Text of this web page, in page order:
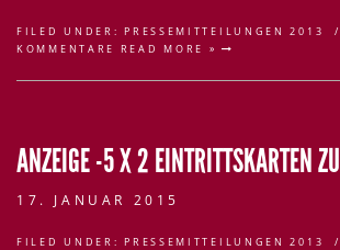
FILED UNDER:PRESSEMITTEILUNGEN 2013
KOMMENTARE
READ MORE »
ANZEIGE -5 X 2 EINTRITTSKARTEN
17. JANUAR 2015
FILED UNDER:PRESSEMITTEILUNGEN 2013